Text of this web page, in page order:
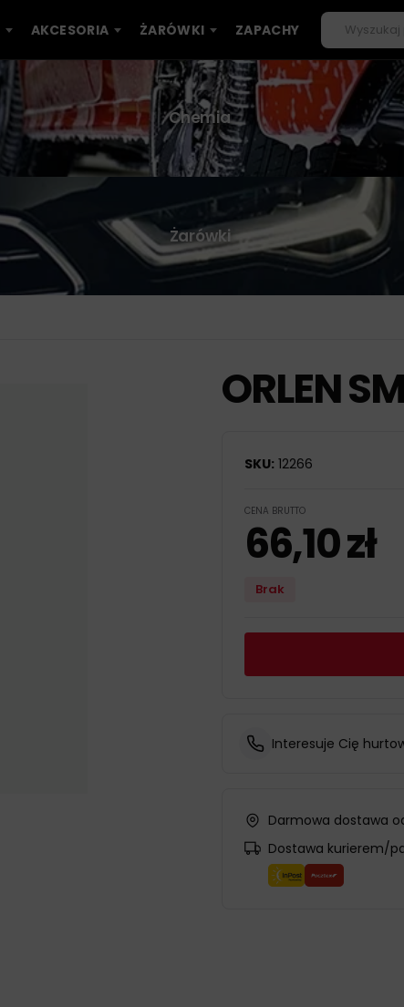
AKCESORIA ŻARÓWKI ZAPACHY
Chemia
Żarówki
ORLEN
SKU: 12266
CENA BRUTTO
66,10zł
Brak
Interesuje Cię
Darmowa dostawa
Dostawa kurierem/